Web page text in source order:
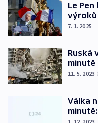
Le
výroků
7. 1. 2025
Ruská
minutě
11. 5. 2023
Válka
1. 12. 2023